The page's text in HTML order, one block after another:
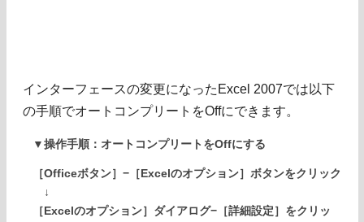
インターフェースの変更になったExcel 2007では以下
の手順でオートコンプリートをOffにできます。
▼操作手順：オートコンプリートをOffにする
［Officeボタン］−［Excelのオプション］ボタンをクリック
↓
［Excelのオプション］ダイアログ−［詳細設定］をクリッ